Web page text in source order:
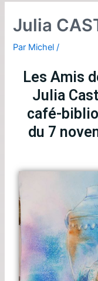
Julia
Par Michel /
Les Amis
Julia
café-
du 7